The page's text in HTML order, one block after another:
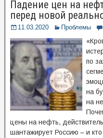
Падение цен на
перед новой
11.03.2020 Проблемы
по
на
на
цены на нефть,
шантажирует Россию – и